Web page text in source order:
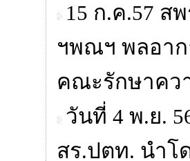
15 ก.ค.57 ส
ฯพณฯ พลอาก
คณะรักษาคว
วันที่ 4 พ.ย.
สร.ปตท. นำ